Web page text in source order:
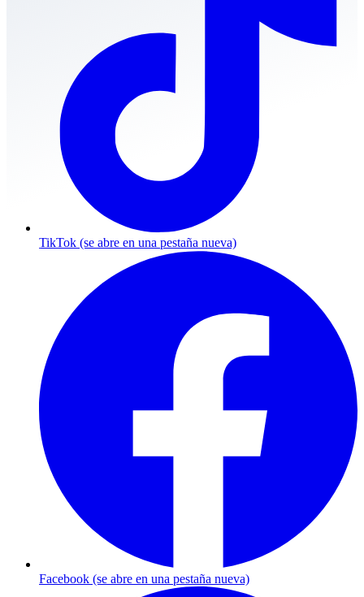
TikTok (se abre en una pestaña nueva)
Facebook (se abre en una pestaña nueva)